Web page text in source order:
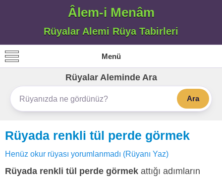
Âlem-i Menâm
Rüyalar Alemi Rüya Tabirleri
Menü
Rüyalar Aleminde Ara
Ara
Rüyada renkli tül perde görmek
Henüz okur rüyası yorumlanmadı (Rüyanı Yaz)
Rüyada renkli tül perde görmek attığı adımların